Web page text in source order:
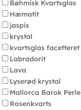
Bøhmisk Kvartsglas
Hæmatit
jaspis
krystal
kvartsglas facetteret
Labradorit
Lava
Lyserød krystal
Mallorca Barok Perle
Rosenkvarts